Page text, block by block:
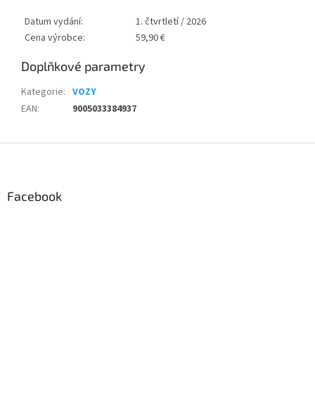
Datum vydání:
1. čtvrtletí / 2026
Cena výrobce:
59,90 €
Doplňkové parametry
Kategorie: VOZY
EAN: 9005033384937
Facebook